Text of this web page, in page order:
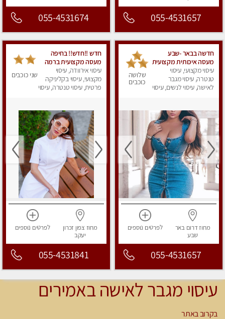
055-4531657
055-4531674
חדשה בבאר -שבע
מעסה איכותית מקצועית
ומפנקת
עיסוי מקצועי, עיסוי
טנטרה, עיסוי מגבר
לאישה, עיסוי לנשים, עיסוי
שלושה
כוכבים
מחוז דרום באר
שבע
לפרטים נוספים
055-4531657
חדש !!חדש!! בחיפה
מעסה מקצועית ברמה
גבוה
עיסוי אירוודה, עיסוי
מקצועי, עיסוי בקליניקה
פרטית, עיסוי טנטרה, עיסוי
שני כוכבים
מחוז צפון זכרון
יעקב
לפרטים נוספים
055-4531841
עיסוי מגבר לאישה באמירים
בקרוב באתר